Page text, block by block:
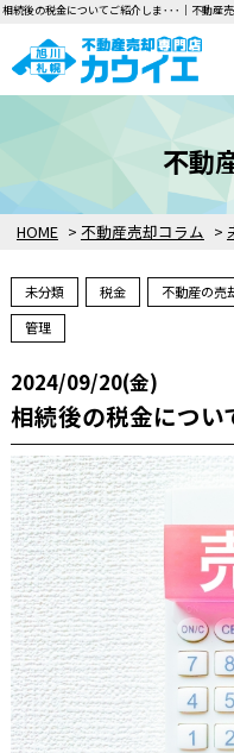
HOME > 不動産売却コラム >
不動
未分類 税金 不動産の売
管理
2024/09/20(金)
相続後の税金につい